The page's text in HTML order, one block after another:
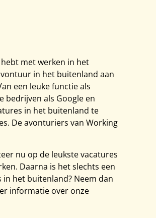
met werken in het
in het buitenland aan
een leuke functie als
bedrijven als Google en
in het buitenland te
De avonturiers van Working
nu op de leukste vacatures
Daarna is het slechts een
het buitenland? Neem dan
informatie over onze